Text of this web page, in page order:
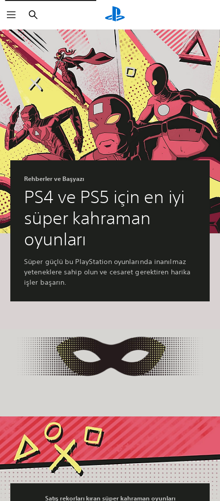
Arama
Rehberler ve Başyazı
PS4 ve PS5 için en iyi
süper kahraman
oyunları
Süper güçlü bu PlayStation oyunlarında inanılmaz
yeteneklere sahip olun ve cesaret gerektiren harika
işler başarın.
Satış rekorları kıran süper kahraman oyunları